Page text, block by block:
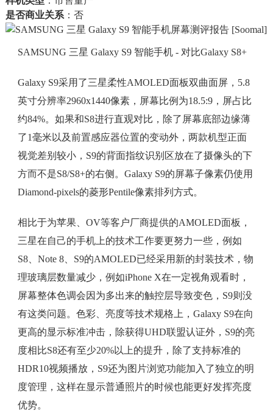
是否商业关系：否
SAMSUNG 三星 Galaxy S9 智能手机 - 对比Galaxy S8+
Galaxy S9采用了三星柔性AMOLED面板双曲面屏，5.8
英寸分辨率2960x1440像素，屏幕比例为18.5:9，屏占比
约84%。如果和S8进行直观对比，除了屏幕底部边缘薄
了1毫米以及前置感应器位置的变动外，两款机型正面
视觉差别较小，S9的背面指纹识别区放在了摄像头的下
方而不是S8/S8+的右侧。Galaxy S9的屏幕子像素仍使用
Diamond-pixels的菱形Pentile像素排列方式。
相比于为苹果、OV等客户厂商提供的AMOLED面板，
三星在自己的手机上的技术工作要更努力一些，例如
S8、Note 8、S9的AMOLED已经采用新的封装技术，物
理玻璃层数量减少，例如iPhone X在一定视角观看时，
屏幕整体色调会因为多出来的触控层导致变色，S9则没
有这类问题。色彩、亮度等技术规格上，Galaxy S9在向
更高的显示标准冲击，除获得UHD联盟认证外，S9的亮
度相比S8还有至少20%以上的提升，除了支持标准的
HDR10视频播放，S9还为图片浏览功能加入了独立的明
度管理，这样在显示普通照片的时候也能更好发挥亮度
优势。